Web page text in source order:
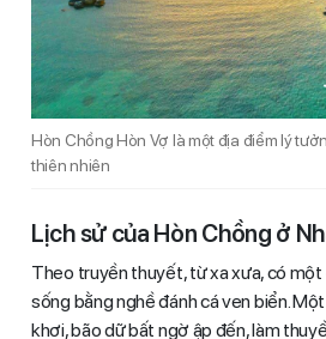
Hòn Chồng Hòn Vợ là một địa điểm lý
thiên nhiên
Lịch sử của Hòn Chồng ở
Theo truyền thuyết, từ xa xưa, có
sống bằng nghề đánh cá ven biển.
khơi, bão dữ bất ngờ ập đến, làm